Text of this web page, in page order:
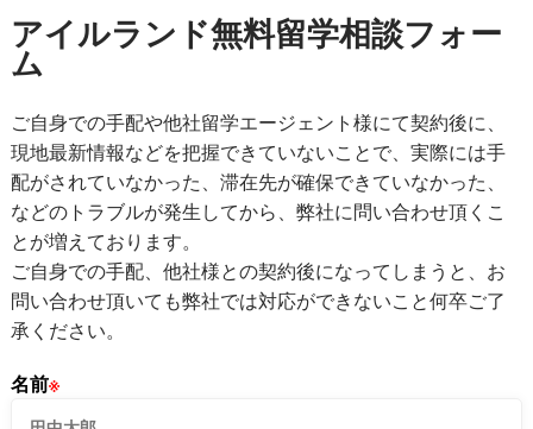
アイルランド無料留学相談フォー
ム
ご自身での手配や他社留学エージェント様にて契約後に、
現地最新情報などを把握できていないことで、実際には手
配がされていなかった、滞在先が確保できていなかった、
などのトラブルが発生してから、弊社に問い合わせ頂くこ
とが増えております。
ご自身での手配、他社様との契約後になってしまうと、お
問い合わせ頂いても弊社では対応ができないこと何卒ご了
承ください。
名前※